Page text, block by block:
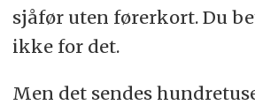
sjåfør uten førerkort. Du
ikke for det.
Men det sendes